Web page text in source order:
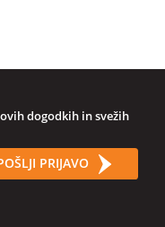
dogodkih in svežih
PRIJAVO